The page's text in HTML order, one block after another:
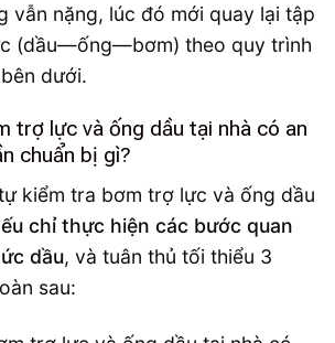
vẫn nặng, lúc đó mới quay lại tập
(dầu—ống—bơm) theo quy trình
dưới.
trợ lực và ống dầu tại nhà có an
chuẩn bị gì?
kiểm tra bơm trợ lực và ống dầu
chỉ thực hiện các bước quan
dầu, và tuân thủ tối thiểu 3
sau: